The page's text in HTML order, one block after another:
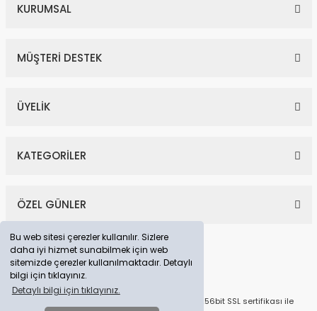
Bu web sitesi çerezler kullanılır. Sizlere
daha iyi hizmet sunabilmek için web
sitemizde çerezler kullanılmaktadır. Detaylı
bilgi için tıklayınız.
Detaylı bilgi için tıklayınız.
KURUMSAL
MÜŞTERİ DESTEK
ÜYELİK
KATEGORİLER
ÖZEL GÜNLER
© Tüm Hakları Saklıdır. Kredi kartı bilgileriniz 256bit SSL sertifikası ile